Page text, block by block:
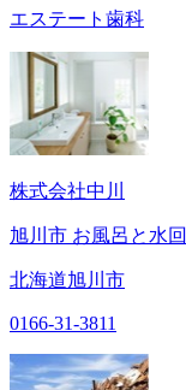
エステート歯科
株式会社中川
旭川市 お風呂と水
北海道旭川市
0166-31-3811